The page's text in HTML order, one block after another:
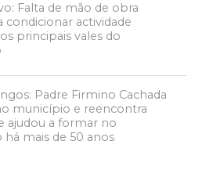
Falta de mão de obra
condicionar actividade
principais vales do
Padre Firmino Cachada
município e reencontra
ajudou a formar no
há mais de 50 anos